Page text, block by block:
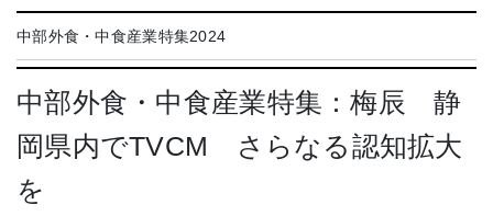
中部外食・中食産業特集2024
中部外食・中食産業特集：梅辰 静
岡県内でTVCM さらなる認知拡大
を